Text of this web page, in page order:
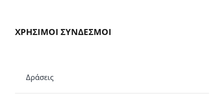
ΧΡΗΣΙΜΟΙ ΣΥΝΔΕΣΜΟΙ
Δράσεις